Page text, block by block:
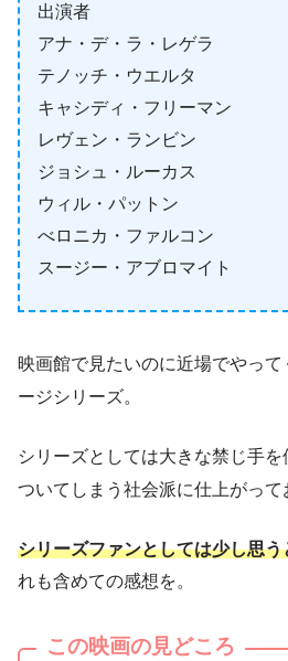
出演者
アナ・デ・ラ・レゲラ
テノッチ・ウエルタ
キャシディ・フリーマン
レヴェン・ランビン
ジョシュ・ルーカス
ウィル・パットン
べロニカ・ファルコン
スージー・アブロマイト
映画館で見たいのに近場でやっ
ージシリーズ。
シリーズとしては大きな禁じ手
ついてしまう社会派に仕上がって
シリーズファンとしては少し思う
れも含めての感想を。
この映画の見どころ